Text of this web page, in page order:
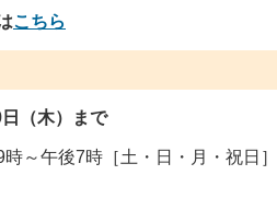
こちら
（木）まで
午後7時［土・日・月・祝日］